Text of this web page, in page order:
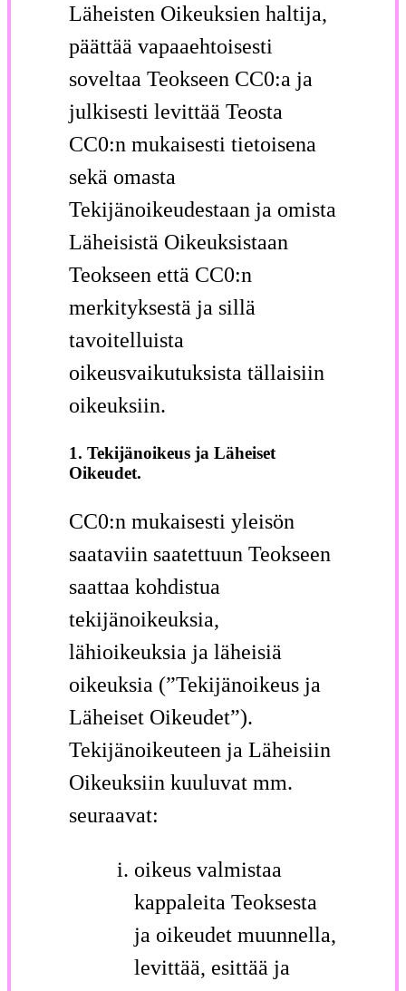
Läheisten Oikeuksien haltija,
päättää vapaaehtoisesti
soveltaa Teokseen CC0:a ja
julkisesti levittää Teosta
CC0:n mukaisesti tietoisena
sekä omasta
Tekijänoikeudestaan ja omista
Läheisistä Oikeuksistaan
Teokseen että CC0:n
merkityksestä ja sillä
tavoitelluista
oikeusvaikutuksista tällaisiin
oikeuksiin.
1. Tekijänoikeus ja Läheiset
Oikeudet.
CC0:n mukaisesti yleisön
saataviin saatettuun Teokseen
saattaa kohdistua
tekijänoikeuksia,
lähioikeuksia ja läheisiä
oikeuksia (”Tekijänoikeus ja
Läheiset Oikeudet”).
Tekijänoikeuteen ja Läheisiin
Oikeuksiin kuuluvat mm.
seuraavat:
oikeus valmistaa
kappaleita Teoksesta
ja oikeudet muunnella,
levittää, esittää ja